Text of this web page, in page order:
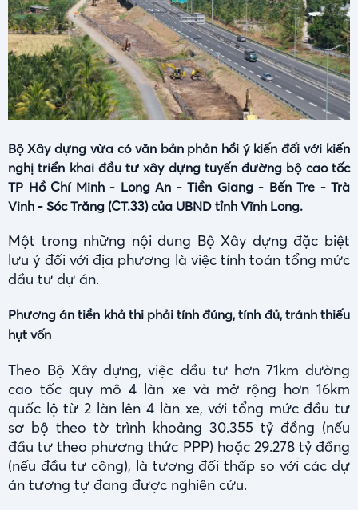
Bộ Xây dựng vừa có văn bản phản hồi ý kiến đối với kiến
nghị triển khai đầu tư xây dựng tuyến đường bộ cao tốc
TP Hồ Chí Minh - Long An - Tiền Giang - Bến Tre - Trà
Vinh - Sóc Trăng (CT.33) của UBND tỉnh Vĩnh Long.
Một trong những nội dung Bộ Xây dựng đặc biệt
lưu ý đối với địa phương là việc tính toán tổng mức
đầu tư dự án.
Phương án tiền khả thi phải tính đúng, tính đủ, tránh thiếu
hụt vốn
Theo Bộ Xây dựng, việc đầu tư hơn 71km đường
cao tốc quy mô 4 làn xe và mở rộng hơn 16km
quốc lộ từ 2 làn lên 4 làn xe, với tổng mức đầu tư
sơ bộ theo tờ trình khoảng 30.355 tỷ đồng (nếu
đầu tư theo phương thức PPP) hoặc 29.278 tỷ đồng
(nếu đầu tư công), là tương đối thấp so với các dự
án tương tự đang được nghiên cứu.